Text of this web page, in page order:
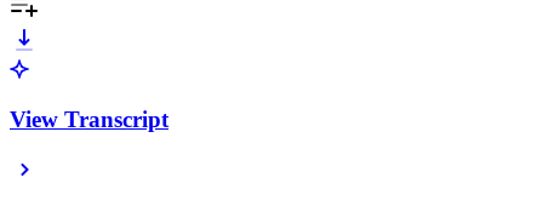
View Transcript